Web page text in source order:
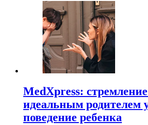
MedXpress:
идеальным родителем
поведение ребенка